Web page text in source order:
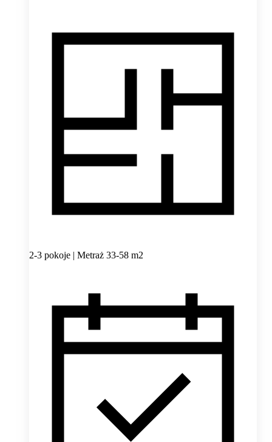
2-3 pokoje | Metraż 33-58 m2